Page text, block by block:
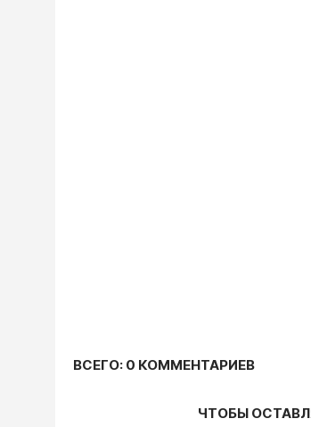
ВСЕГО: 0 КОММЕНТАРИЕВ
ЧТОБЫ